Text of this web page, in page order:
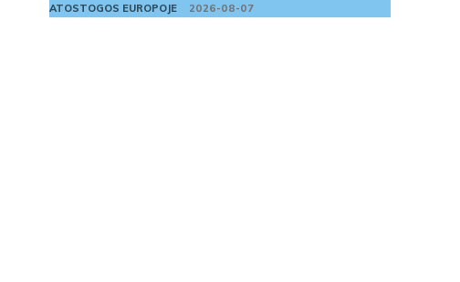
ATOSTOGOS EUROPOJE 2026-08-07